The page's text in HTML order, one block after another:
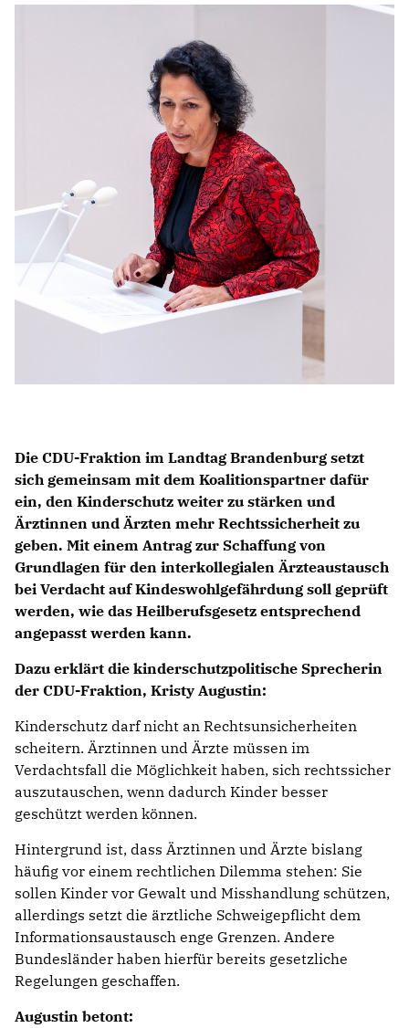
CDU Brandenburg
CDU Potsdam
Die CDU-Fraktion im Landtag Brandenburg setzt
sich gemeinsam mit dem Koalitionspartner dafür
ein, den Kinderschutz weiter zu stärken und
Ärztinnen und Ärzten mehr Rechtssicherheit zu
geben. Mit einem Antrag zur Schaffung von
Grundlagen für den interkollegialen Ärzteaustausch
bei Verdacht auf Kindeswohlgefährdung soll geprüft
werden, wie das Heilberufsgesetz entsprechend
angepasst werden kann.
Dazu erklärt die kinderschutzpolitische Sprecherin
der CDU-Fraktion, Kristy Augustin:
Kinderschutz darf nicht an Rechtsunsicherheiten
scheitern. Ärztinnen und Ärzte müssen im
Verdachtsfall die Möglichkeit haben, sich rechtssicher
auszutauschen, wenn dadurch Kinder besser
geschützt werden können.
Hintergrund ist, dass Ärztinnen und Ärzte bislang
häufig vor einem rechtlichen Dilemma stehen: Sie
sollen Kinder vor Gewalt und Misshandlung schützen,
allerdings setzt die ärztliche Schweigepflicht dem
Informationsaustausch enge Grenzen. Andere
Bundesländer haben hierfür bereits gesetzliche
Regelungen geschaffen.
Augustin betont: